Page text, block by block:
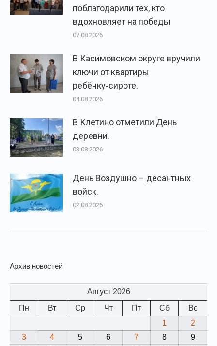
поблагодарили тех, кто
вдохновляет на победы
07.08.2026
В Касимовском округе вручили
ключи от квартиры
ребёнку‑сироте.
04.08.2026
В Клетино отметили День
деревни.
03.08.2026
День Воздушно – десантных
войск.
02.08.2026
Архив новостей
Август 2026
Пн
Вт Ср Чт Пт Сб
Вс
1
2
3
4 5 6 7 8
9